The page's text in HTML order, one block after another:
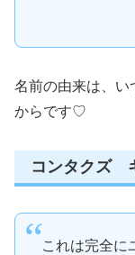
名前の由来は、い
からです♡
コンタクズ
これは完全に